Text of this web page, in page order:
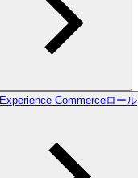
Experience Commerceロール